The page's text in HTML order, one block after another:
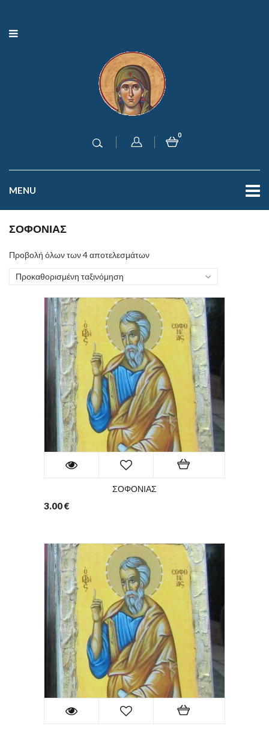
0
MENU
ΣΟΦΟΝΙΑΣ
Προβολή όλων των 4 αποτελεσμάτων
Προκαθορισμένη ταξινόμηση
ΣΟΦΟΝΙΑΣ
3.00€